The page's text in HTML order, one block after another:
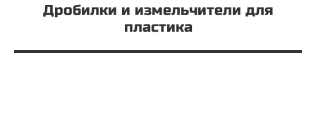
Дробилки и измельчители для
пластика